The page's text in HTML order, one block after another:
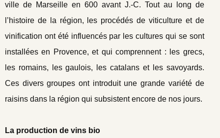
ville de Marseille en 600 avant J.-C. Tout au long de
l’histoire de la région, les procédés de viticulture et de
vinification ont été influencés par les cultures qui se sont
installées en Provence, et qui comprennent : les grecs,
les romains, les gaulois, les catalans et les savoyards.
Ces divers groupes ont introduit une grande variété de
raisins dans la région qui subsistent encore de nos jours.
La production de vins bio